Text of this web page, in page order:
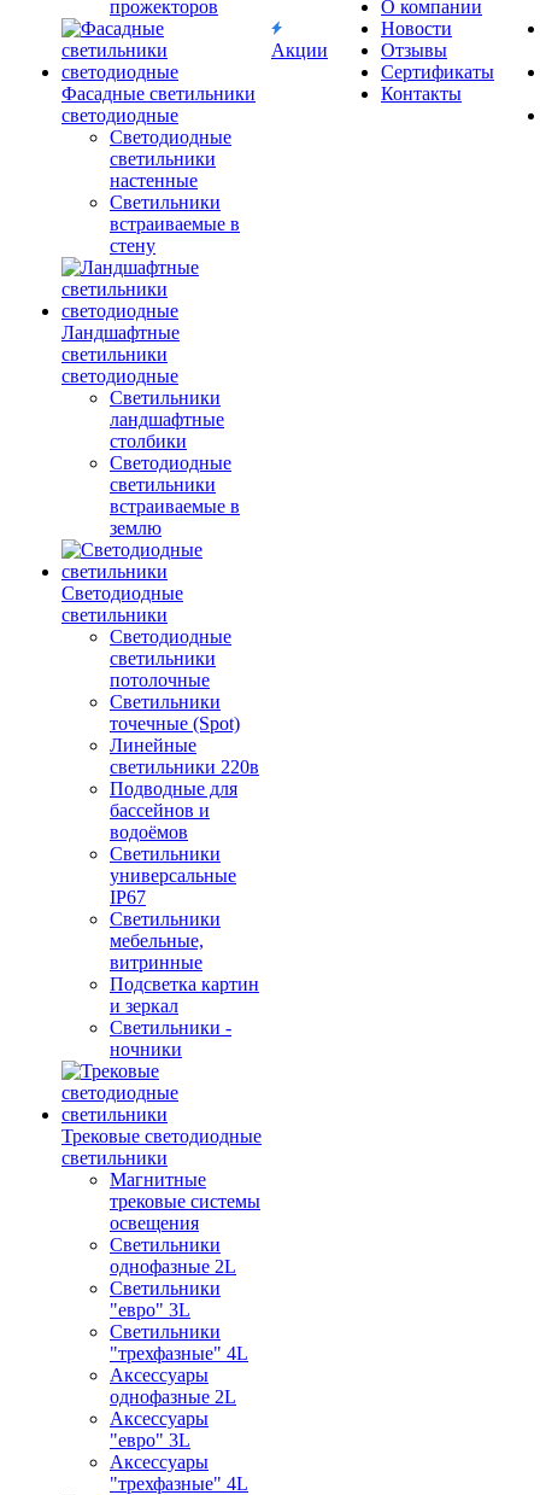
прожекторов
Фасадные светильники
светодиодные
Светодиодные
светильники
настенные
Светильники
встраиваемые в
стену
Ландшафтные
светильники
светодиодные
Светильники
ландшафтные
столбики
Светодиодные
светильники
встраиваемые в
землю
Светодиодные
светильники
Светодиодные
светильники
потолочные
Светильники
точечные (Spot)
Линейные
светильники 220в
Подводные для
бассейнов и
водоёмов
Светильники
универсальные
IP67
Светильники
мебельные,
витринные
Подсветка картин
и зеркал
Светильники -
ночники
Трековые светодиодные
светильники
Магнитные
трековые системы
освещения
Светильники
однофазные 2L
Светильники
"евро" 3L
Светильники
"трехфазные" 4L
Аксессуары
однофазные 2L
Аксессуары
"евро" 3L
Аксессуары
"трехфазные" 4L
Акции
О компании
Новости
Отзывы
Сертификаты
Контакты